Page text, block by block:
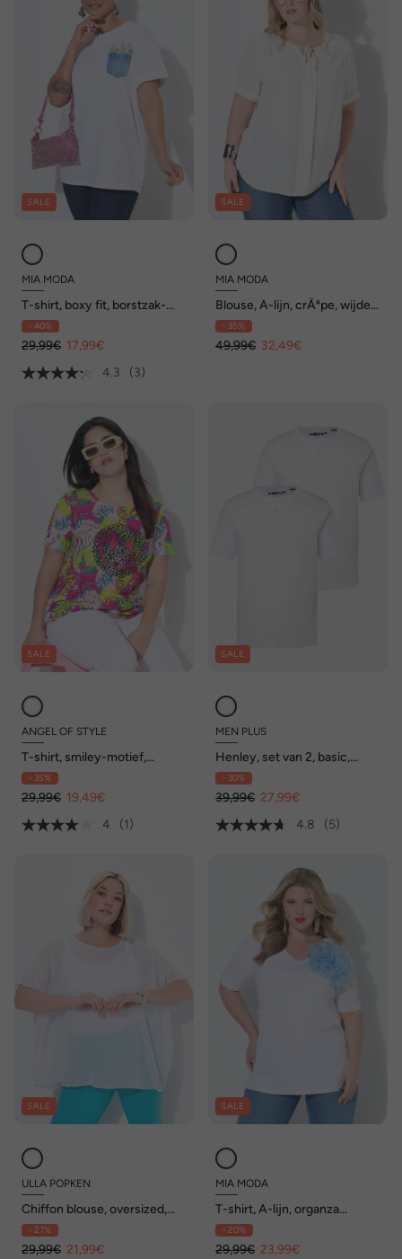
SALE
MIA MODA
T-shirt, boxy fit, borstzak-
print met glitter
- 40%
29,99€ 17,99€
4.3
(3)
SALE
MIA MODA
Blouse, A-lijn, crÃªpe, wijde
halflange mouwen
- 35%
49,99€ 32,49€
SALE
ANGEL OF STYLE
T-shirt, smiley-motief,
halflange mouwen
- 35%
29,99€ 19,49€
4
(1)
SALE
MEN PLUS
Henley, set van 2, basic,
korte mouwen, ronde hals,
tot 8XL
- 30%
39,99€ 27,99€
4.8
(5)
SALE
ULLA POPKEN
Chiffon blouse, oversized,
ronde hals, halve mouwen
- 27%
29,99€ 21,99€
SALE
MIA MODA
T-shirt, A-lijn, organza
bloemen, halve mouw
- 20%
29,99€ 23,99€